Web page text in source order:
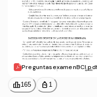
leaderboard165 personal_bag 1